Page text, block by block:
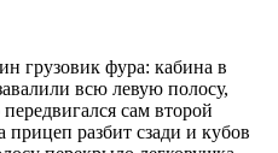
грузовик фура: кабина в
всю левую полосу,
сам второй
прицеп разбит сзади и кубов